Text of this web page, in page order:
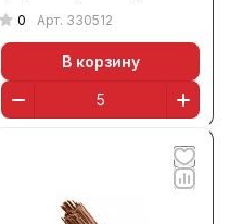
Castolin
0 Арт. 330512
В корзину